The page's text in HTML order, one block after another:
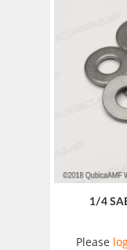
1/4
Please